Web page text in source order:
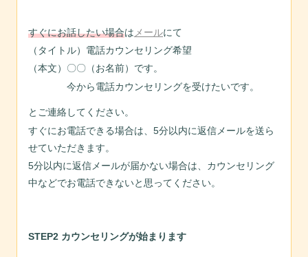
すぐにお話したい場合は メールにて
（タイトル）電話カウンセリング希望
（本文）〇〇（お名前）です。
今から電話カウンセリングを受けたいです。
とご連絡してください。
すぐにお電話できる場合は、5分以内に返信メールを送ら
せていただきます。
5分以内に返信メールが届かない場合は、カウンセリング
中などでお電話できないと思ってください。
STEP2 カウンセリングが始まります